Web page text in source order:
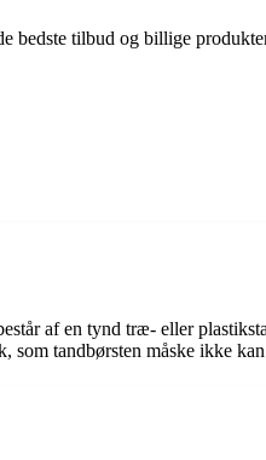
bedste tilbud og billige
af en tynd træ- eller
som tandbørsten måske ikke